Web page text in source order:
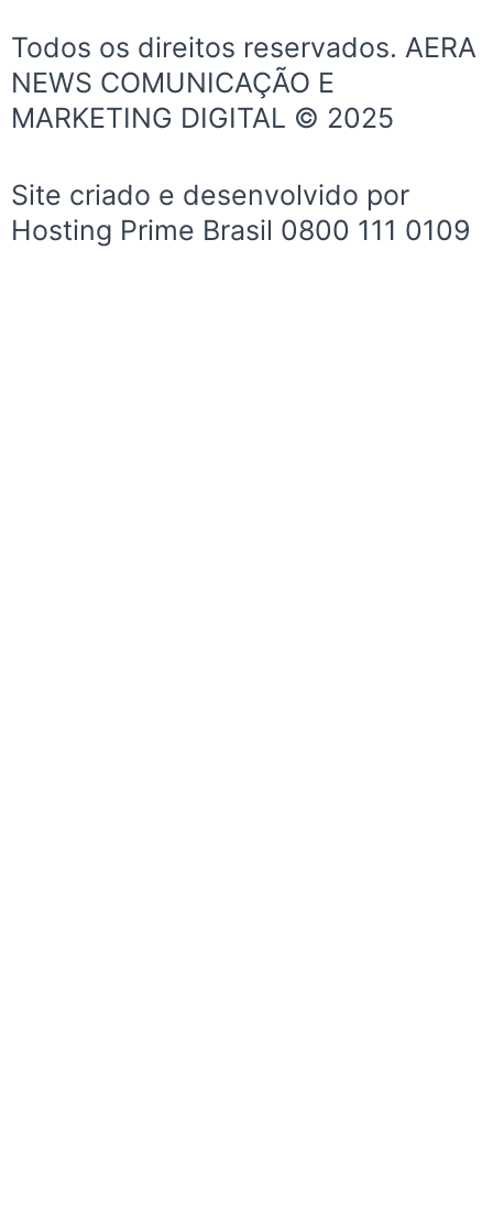
e
b
o
o
f
t
a
g
r
t
u
b
e
Todos os direitos reservados. AERA
NEWS COMUNICAÇÃO E
MARKETING DIGITAL © 2025
Site criado e desenvolvido por
Hosting Prime Brasil 0800 111 0109